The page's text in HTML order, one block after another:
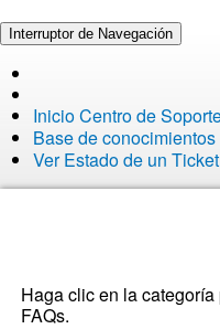
Interruptor de Navegación
Inicio Centro de
Base de conocimientos
Ver Estado de un Ticket
Haga clic en la
FAQs.